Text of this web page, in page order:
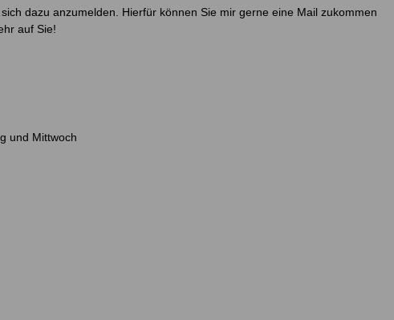
dazu anzumelden. Hierfür können Sie mir gerne eine Mail zukommen
auf Sie!
und Mittwoch